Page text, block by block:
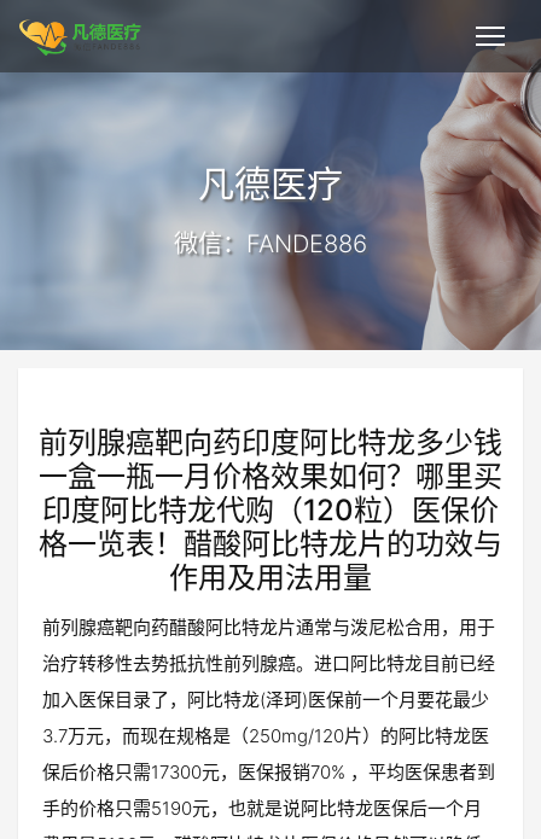
凡德医疗
微信：FANDE886
前列腺癌靶向药印度阿比特龙多少钱
一盒一瓶一月价格效果如何？哪里买
印度阿比特龙代购（120粒）医保价
格一览表！醋酸阿比特龙片的功效与
作用及用法用量
前列腺癌靶向药醋酸阿比特龙片通常与泼尼松合用，用于
治疗转移性去势抵抗性前列腺癌。进口阿比特龙目前已经
加入医保目录了，阿比特龙(泽珂)医保前一个月要花最少
3.7万元，而现在规格是（250mg/120片）的阿比特龙医
保后价格只需17300元，医保报销70% ，平均医保患者到
手的价格只需5190元，也就是说阿比特龙医保后一个月